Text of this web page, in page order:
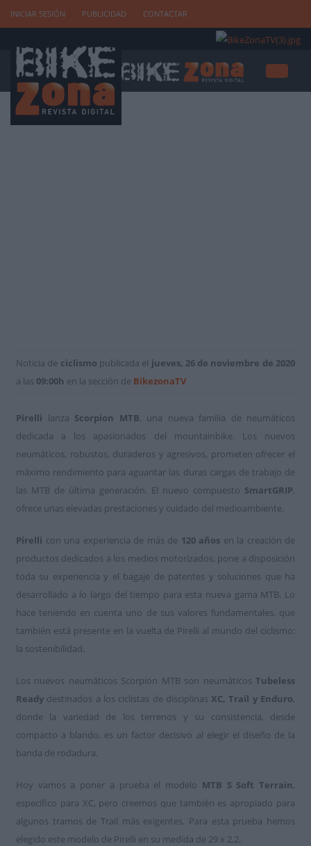
INICIAR SESIÓN PUBLICIDAD CONTACTAR
Noticia de ciclismo publicada el jueves, 26 de noviembre de 2020
a las 09:00h en la sección de BikezonaTV
Pirelli lanza Scorpion MTB, una nueva familia de neumáticos
dedicada a los apasionados del mountainbike. Los nuevos
neumáticos, robustos, duraderos y agresivos, prometen ofrecer el
máximo rendimiento para aguantar las duras cargas de trabajo de
las MTB de última generación. El nuevo compuesto SmartGRIP,
ofrece unas elevadas prestaciones y cuidado del medioambiente.
Pirelli con una experiencia de más de 120 años en la creación de
productos dedicados a los medios motorizados, pone a disposición
toda su experiencia y el bagaje de patentes y soluciones que ha
desarrollado a lo largo del tiempo para esta nueva gama MTB. Lo
hace teniendo en cuenta uno de sus valores fundamentales, que
también está presente en la vuelta de Pirelli al mundo del ciclismo:
la sostenibilidad.
Los nuevos neumáticos Scorpion MTB son neumáticos Tubeless
Ready destinados a los ciclistas de disciplinas XC, Trail y Enduro,
donde la variedad de los terrenos y su consistencia, desde
compacto a blando, es un factor decisivo al elegir el diseño de la
banda de rodadura.
Hoy vamos a poner a prueba el modelo MTB S Soft Terrain,
específico para XC, pero creemos que también es apropiado para
algunos tramos de Trail más exigentes. Para esta prueba hemos
elegido este modelo de Pirelli en su medida de 29 x 2,2.